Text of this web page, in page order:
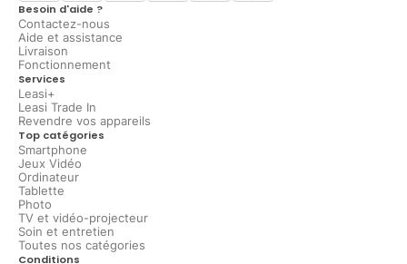
Besoin d'aide ?
Contactez-nous
Aide et assistance
Livraison
Fonctionnement
Services
Leasi+
Leasi Trade In
Revendre vos appareils
Top catégories
Smartphone
Jeux Vidéo
Ordinateur
Tablette
Photo
TV et vidéo-projecteur
Soin et entretien
Toutes nos catégories
Conditions